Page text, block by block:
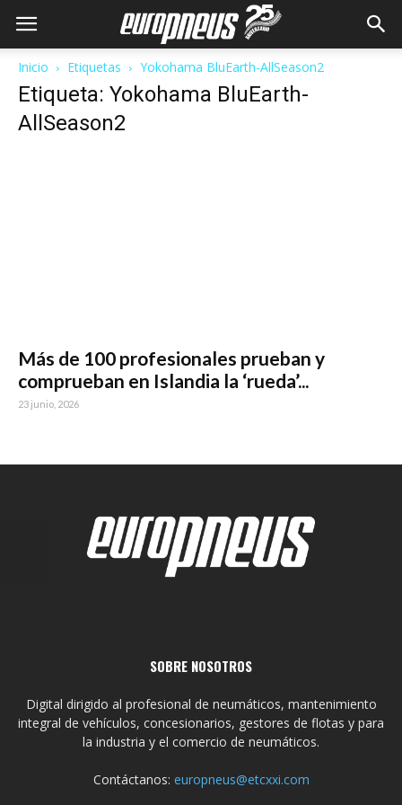
Inicio Etiquetas Yokohama BluEarth-AllSeason2
Etiqueta: Yokohama BluEarth-
AllSeason2
Más de 100 profesionales prueban y
comprueban en Islandia la ‘rueda’...
23 junio, 2026
SOBRE NOSOTROS
Digital dirigido al profesional de neumáticos, mantenimiento
integral de vehículos, concesionarios, gestores de flotas y para
la industria y el comercio de neumáticos.
Contáctanos: europneus@etcxxi.com